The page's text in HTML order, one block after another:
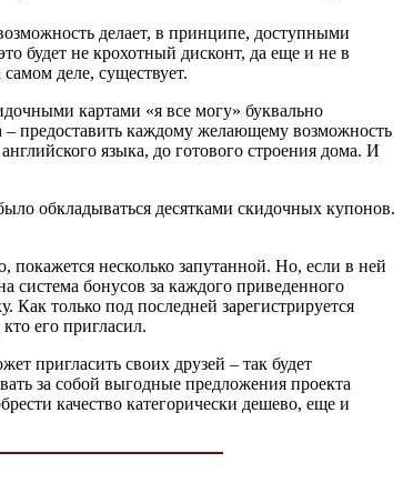
делает, в принципе, доступными
будет не крохотный дисконт, да еще и не в
деле, существует.
картами «я все могу» буквально
– предоставить каждому желающему возможность
языка, до готового строения дома. И
обкладываться десятками скидочных купонов.
несколько запутанной. Но, если в ней
система бонусов за каждого приведенного
только под последней зарегистрируется
его пригласил.
пригласить своих друзей – так будет
за собой выгодные предложения проекта
качество категорически дешево, еще и